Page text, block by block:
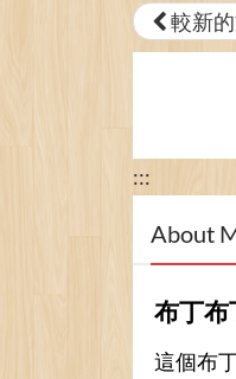
較新
:::
About
布丁布
這個布